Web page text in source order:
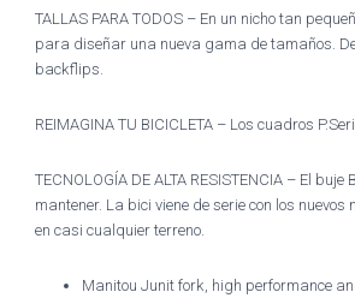
TALLAS PARA TODOS – En un nicho tan
para diseñar una nueva gama de tamaños.
backflips.
REIMAGINA TU BICICLETA – Los cuadros
TECNOLOGÍA DE ALTA RESISTENCIA – El
mantener. La bici viene de serie con los
en casi cualquier terreno.
Manitou Junit fork, high performance